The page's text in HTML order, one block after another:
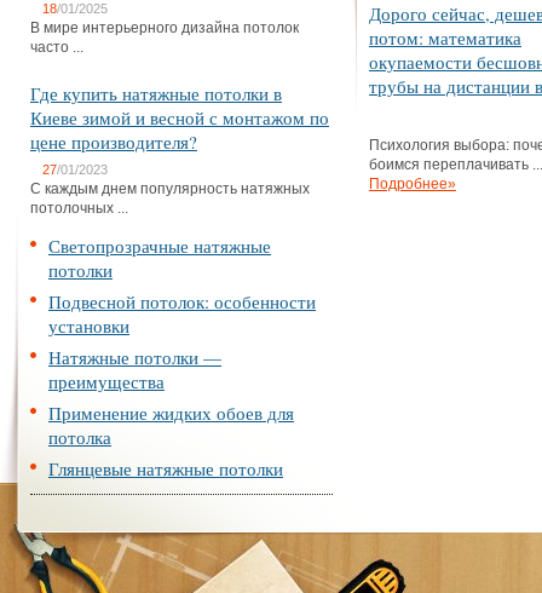
18/01/2025
В мире интерьерного дизайна потолок
часто ...
Где купить натяжные потолки в
Киеве зимой и весной с монтажом по
цене производителя?
27/01/2023
С каждым днем популярность натяжных
потолочных ...
Светопрозрачные натяжные
потолки
Подвесной потолок: особенности
установки
Натяжные потолки —
преимущества
Применение жидких обоев для
потолка
Глянцевые натяжные потолки
Дорого сейчас,
потом: математика
окупаемости
трубы на дистанции
Психология выбора:
боимся переплачивать ...
Подробнее»